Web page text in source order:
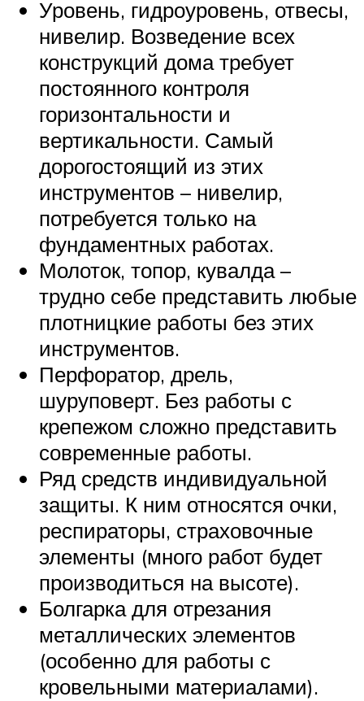
Уровень, гидроуровень, отвесы,
нивелир. Возведение всех
конструкций дома требует
постоянного контроля
горизонтальности и
вертикальности. Самый
дорогостоящий из этих
инструментов – нивелир,
потребуется только на
фундаментных работах.
Молоток, топор, кувалда –
трудно себе представить любые
плотницкие работы без этих
инструментов.
Перфоратор, дрель,
шуруповерт. Без работы с
крепежом сложно представить
современные работы.
Ряд средств индивидуальной
защиты. К ним относятся очки,
респираторы, страховочные
элементы (много работ будет
производиться на высоте).
Болгарка для отрезания
металлических элементов
(особенно для работы с
кровельными материалами).